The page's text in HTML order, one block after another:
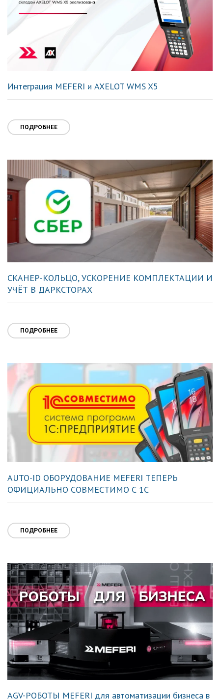
Интеграция MEFERI и AXELOT WMS X5
ПОДРОБНЕЕ
СКАНЕР-КОЛЬЦО, УСКОРЕНИЕ КОМПЛЕКТАЦИИ И
УЧЁТ В ДАРКСТОРАХ
ПОДРОБНЕЕ
AUTO-ID ОБОРУДОВАНИЕ MEFERI ТЕПЕРЬ
ОФИЦИАЛЬНО СОВМЕСТИМО С 1С
ПОДРОБНЕЕ
AGV-РОБОТЫ MEFERI для автоматизации бизнеса в